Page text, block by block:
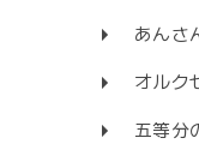
あんさ
オルク
五等分